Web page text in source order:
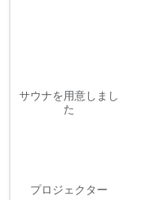
サウナを用意しまし
た
プロジェクター